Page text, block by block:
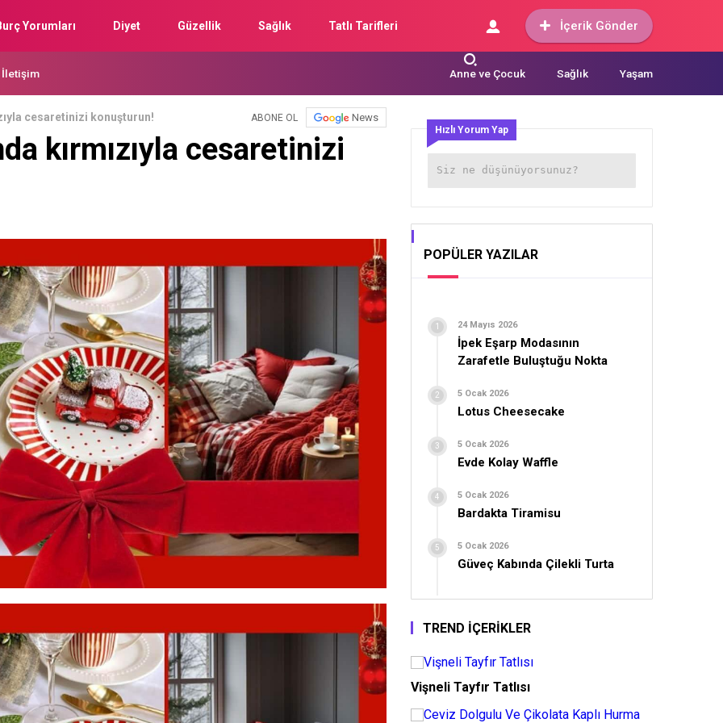
Yorumları Diyet Güzellik Sağlık Tatlı Tarifleri İçerik Gönder
İletişim Anne ve Çocuk Sağlık Yaşam
cesaretinizi konuşturun! ABONE OL News
kırmızıyla cesaretinizi
Hızlı Yorum Yap
POPÜLER YAZILAR
24 Mayıs 2026
İpek Eşarp Modasının
Zarafetle Buluştuğu Nokta
5 Ocak 2026
Lotus Cheesecake
5 Ocak 2026
Evde Kolay Waffle
5 Ocak 2026
Bardakta Tiramisu
5 Ocak 2026
Güveç Kabında Çilekli Turta
TREND İÇERİKLER
Vişneli Tayfır Tatlısı